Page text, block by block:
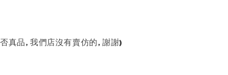
真品, 我們店沒有賣仿的, 謝謝)